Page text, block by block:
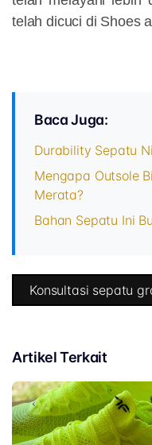
telah dicuci di Shoes
Baca Juga:
Durability Sepatu
Mengapa Outsole
Merata?
Bahan Sepatu Ini
Konsultasi sepatu
Artikel Terkait